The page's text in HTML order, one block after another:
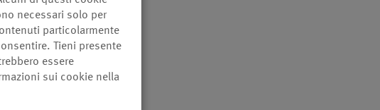
necessari solo per
particolarmente
Tieni presente
essere
sui cookie nella